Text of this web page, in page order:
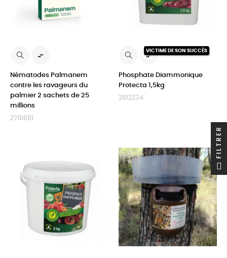

Nématodes Palmanem
contre les ravageurs du
palmier 2 sachets de 25
millions
2781681
VICTIME DE SON SUCCÈS

Phosphate Diammonique
Protecta 1,5kg
2812234
FILTRER